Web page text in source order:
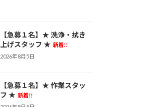
【急募１名】★ 洗浄・拭き
上げスタッフ ★ 新着!!
2026年8月5日
【急募１名】★ 作業スタッ
フ ★ 新着!!